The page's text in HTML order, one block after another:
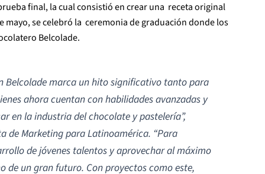
final, la cual consistió en crear una receta original
mayo, se celebró la ceremonia de graduación donde los
Belcolade.
Belcolade marca un hito significativo tanto para
ahora cuentan con habilidades avanzadas y
en la industria del chocolate y pastelería”,
de Marketing para Latinoamérica. “Para
de jóvenes talentos y aprovechar al máximo
un gran futuro. Con proyectos como este,